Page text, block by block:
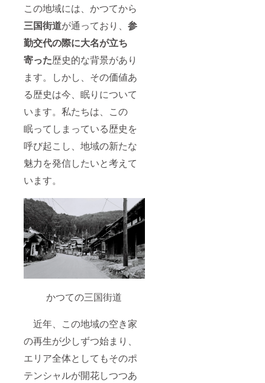
この地域には、かつてから
三国街道が通っており、 参
勤交代の際に大名が立ち
寄った歴史的な背景があり
ます。しかし、その価値あ
る歴史は今、眠りについて
います。私たちは、この
眠ってしまっている歴史を
呼び起こし、地域の新たな
魅力を発信したいと考えて
います。
かつての三国街道
近年、この地域の空き家
の再生が少しずつ始まり、
エリア全体としてもそのポ
テンシャルが開花しつつあ